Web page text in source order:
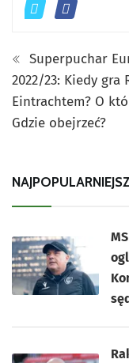
Superpuchar
2022/23: Kiedy gra
Eintrachtem? O
Gdzie obejrzeć?